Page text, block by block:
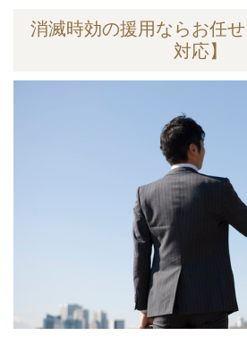
消滅時効の援用ならお任
対応】